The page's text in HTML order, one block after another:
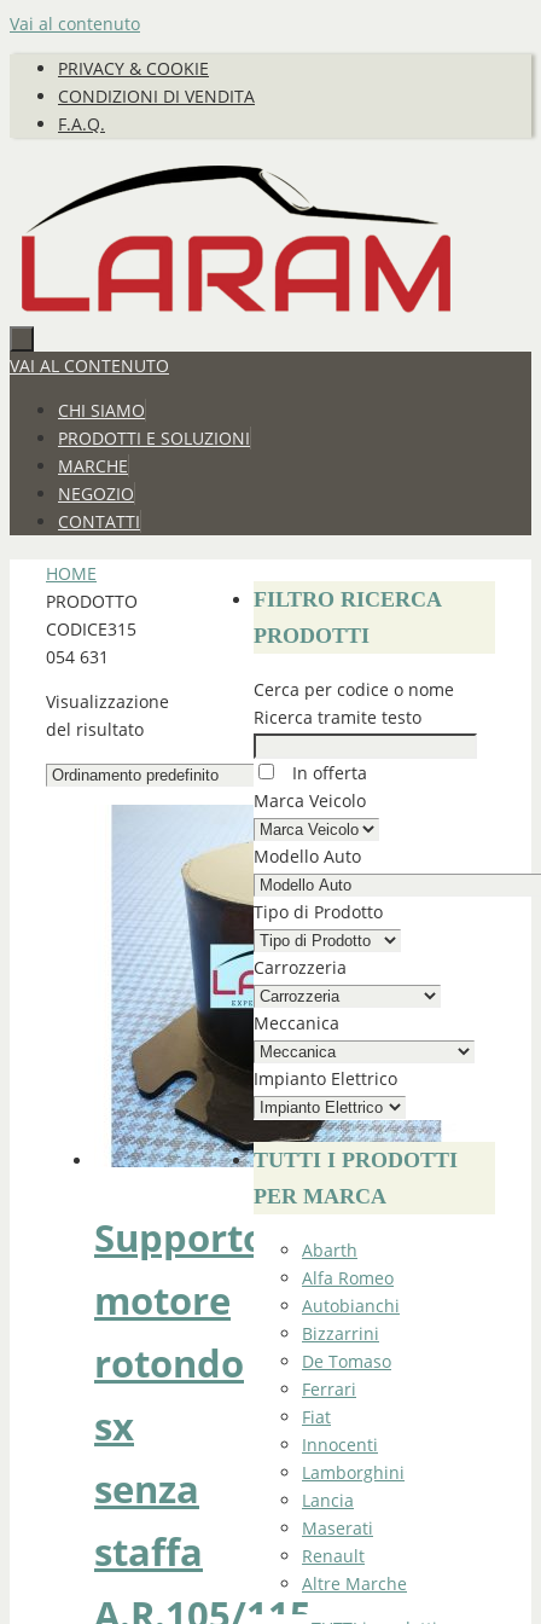
Vai al contenuto
PRIVACY & COOKIE
CONDIZIONI DI VENDITA
F.A.Q.
VAI AL CONTENUTO
CHI SIAMO
PRODOTTI E SOLUZIONI
MARCHE
NEGOZIO
CONTATTI
HOME
PRODOTTO
CODICE315
054 631
Visualizzazione
del risultato
Supporto
motore
rotondo
sx
senza
staffa
A.R.105/115
FILTRO RICERCA
PRODOTTI
Cerca per codice o nome
Ricerca tramite testo
In offerta
Marca Veicolo
Modello Auto
Tipo di Prodotto
Carrozzeria
Meccanica
Impianto Elettrico
TUTTI I PRODOTTI
PER MARCA
Abarth
Alfa Romeo
Autobianchi
Bizzarrini
De Tomaso
Ferrari
Fiat
Innocenti
Lamborghini
Lancia
Maserati
Renault
Altre Marche